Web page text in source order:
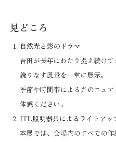
見どころ
自然光と影のドラマ
吉田が長年にわたり捉え続け
織りなす風景を一堂に展示。
季節や時間帯による光のニュ
体感ください。
ITL照明器具によるライトアッ
本展では、会場内のすべての